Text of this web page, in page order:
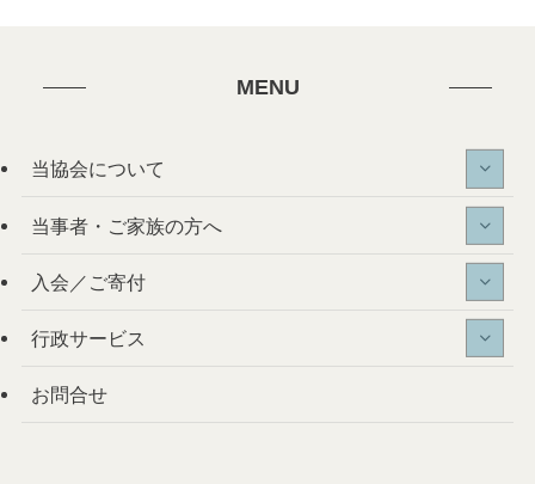
MENU
当協会について
当事者・ご家族の方へ
入会／ご寄付
行政サービス
お問合せ